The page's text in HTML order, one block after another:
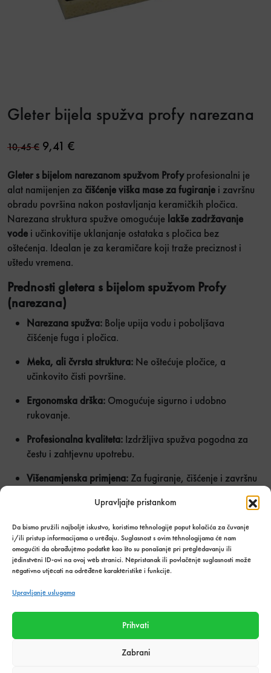
Upravljajte pristankom
Da bismo pružili najbolje iskustvo, koristimo tehnologije poput kolačića za čuvanje
i/ili pristup informacijama o uređaju. Suglasnost s ovim tehnologijama će nam
omogućiti da obrađujemo podatke kao što su ponašanje pri pregledavanju ili
jedinstveni ID-ovi na ovoj web stranici. Nepristanak ili povlačenje suglasnosti može
negativno utjecati na određene karakteristike i funkcije.
Upravljanje uslugama
Prihvati
Zabrani
Gleter bijela spužva profy narezana
10,45€ Original price was: 10,45 €.
9,41 €Current price is: 9,41 €.
Gleter s bijelom narezanom spužvom Profyprofesionalni je
alat namijenjen za čišćenje viška mase za fugiranje i završnu
obradu površina nakon postavljanja keramičkih pločica.
Narezana struktura spužve omogućuje lakše zadržavanje
vode i učinkovitije uklanjanje ostataka s pločica bez
oštećenja. Idealan je za keramičare koji traže preciznost i
uštedu vremena.
Prednosti gletera s bijelom spužvom Profy
(narezana)
Narezana spužva: Bolje upija vodu i poboljšava
čišćenje fuga i pločica.
Meka, ali čvrsta struktura: Ne oštećuje pločice, a
učinkovito čisti površine.
Ergonomska drška: Omogućuje sigurno i udobno
rukovanje.
Profesionalna kvaliteta: Izdržljiva spužva pogodna za
čestu i zahtjevnu upotrebu.
Višenamjenska primjena: Za fugiranje, čišćenje i završnu
bijela spužva Profy narezana. Naručite već danas i
osigurajte profesionalnu završnicu svakog keramičarskog
posla!
paketima:
Dodaj u listu želja